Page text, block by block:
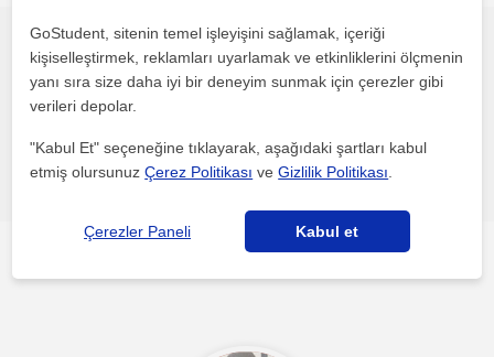
Bu profili paylaş veya e-posta ile gönder
Hata bildir
GoStudent, sitenin temel işleyişini sağlamak, içeriği
kişiselleştirmek, reklamları uyarlamak ve etkinliklerini ölçmenin
yanı sıra size daha iyi bir deneyim sunmak için çerezler gibi
verileri depolar.
"Kabul Et" seçeneğine tıklayarak, aşağıdaki şartları kabul
etmiş olursunuzÇerez Politikası veGizlilik Politikası
Çerezler Paneli Kabul et